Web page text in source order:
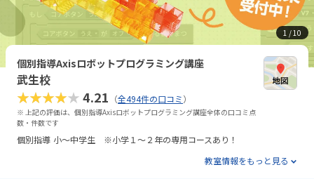
1 / 10
個別指導Axisロボットプログラミング講座
武生校
★★★★★4.21 （全494件の口コミ）
※ 上記の評価は、個別指導Axisロボットプログラミング講座全体の口コミ点
数・件数です
個別指導 小～中学生 ※小学１～２年の専用コースあり！
教室情報をもっと見る